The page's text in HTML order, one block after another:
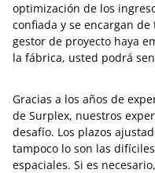
optimización de los
confiada y se encargan
gestor de proyecto haya
la fábrica, usted podrá
Gracias a los años de
de Surplex, nuestros
desafío. Los plazos
tampoco lo son las
espaciales. Si es